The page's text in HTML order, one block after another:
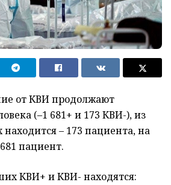
от КВИ продолжают
(–1 681+ и 173 КВИ-), из
находится – 173 пациента, на
пациент.
КВИ+ и КВИ- находятся: